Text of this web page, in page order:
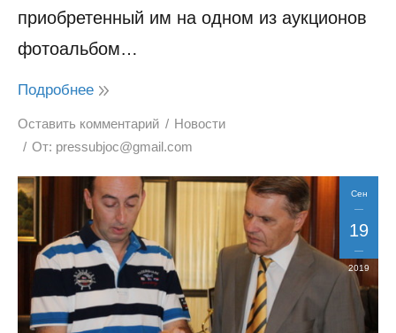
приобретенный им на одном из аукционов
фотоальбом…
Подробнее
Оставить комментарий
Новости
От: pressubjoc@gmail.com
Сен
19
2019